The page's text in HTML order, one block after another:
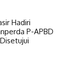
Hadiri
P-APBD